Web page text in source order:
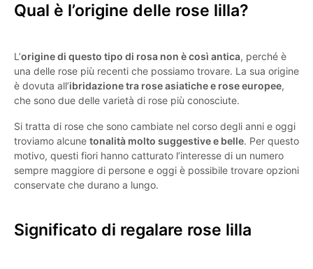
Qual è l’origine delle rose lilla?
L’origine di questo tipo di rosa non è così antica, perché è
una delle rose più recenti che possiamo trovare. La sua origine
è dovuta all’ibridazione tra rose asiatiche e rose europee,
che sono due delle varietà di rose più conosciute.
Si tratta di rose che sono cambiate nel corso degli anni e oggi
troviamo alcune tonalità molto suggestive e belle. Per questo
motivo, questi fiori hanno catturato l’interesse di un numero
sempre maggiore di persone e oggi è possibile trovare opzioni
conservate che durano a lungo.
Significato di regalare rose lilla